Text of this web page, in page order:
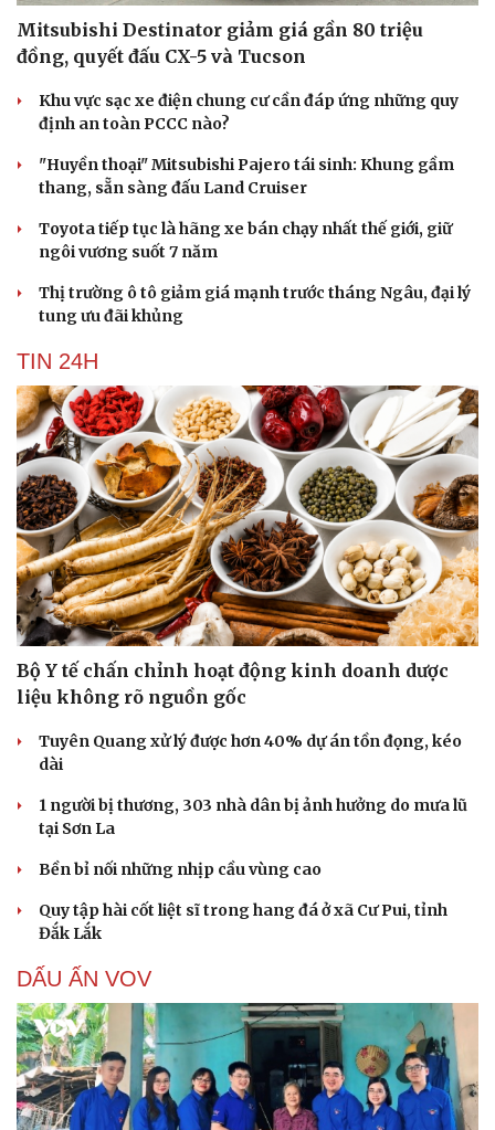
Cải chính
Mitsubishi Destinator giảm giá gần 80 triệu
đồng, quyết đấu CX-5 và Tucson
Khu vực sạc xe điện chung cư cần đáp ứng những quy
định an toàn PCCC nào?
"Huyền thoại" Mitsubishi Pajero tái sinh: Khung gầm
thang, sẵn sàng đấu Land Cruiser
Toyota tiếp tục là hãng xe bán chạy nhất thế giới, giữ
ngôi vương suốt 7 năm
Thị trường ô tô giảm giá mạnh trước tháng Ngâu, đại lý
tung ưu đãi khủng
TIN 24H
Bộ Y tế chấn chỉnh hoạt động kinh doanh dược
liệu không rõ nguồn gốc
Tuyên Quang xử lý được hơn 40% dự án tồn đọng, kéo
dài
1 người bị thương, 303 nhà dân bị ảnh hưởng do mưa lũ
tại Sơn La
Bền bỉ nối những nhịp cầu vùng cao
Quy tập hài cốt liệt sĩ trong hang đá ở xã Cư Pui, tỉnh
Đắk Lắk
DẤU ẤN VOV